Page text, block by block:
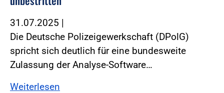
31.07.2025 |
Die Deutsche Polizeigewerkschaft (DPolG)
spricht sich deutlich für eine bundesweite
Zulassung der Analyse-Software…
Weiterlesen